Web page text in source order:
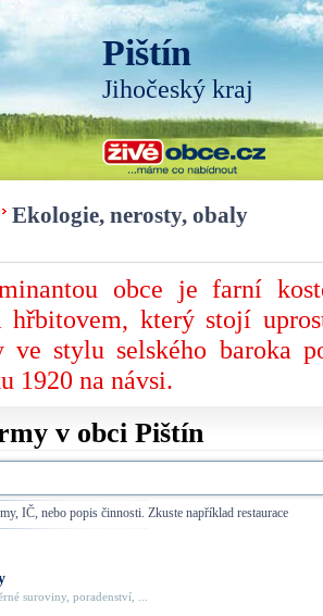
Pištín
Jihočeský kraj
Ekologie, nerosty, obaly
obce je farní
hřbitovem, který stojí
ve stylu selského baroka
1920 na návsi.
v obci Pištín
IČ, nebo popis činnosti. Zkuste například restaurace
suroviny, poradenství, ...